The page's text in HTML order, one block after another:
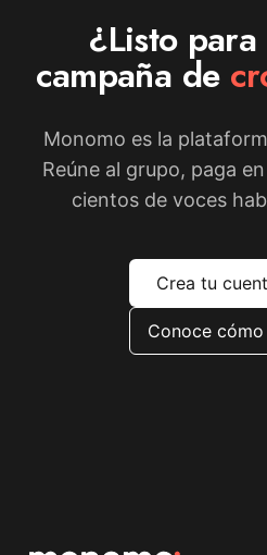
¿Listo
campaña de
Monomo es la
Reúne al grupo, paga
cientos de voces
Crea tu
Conoce